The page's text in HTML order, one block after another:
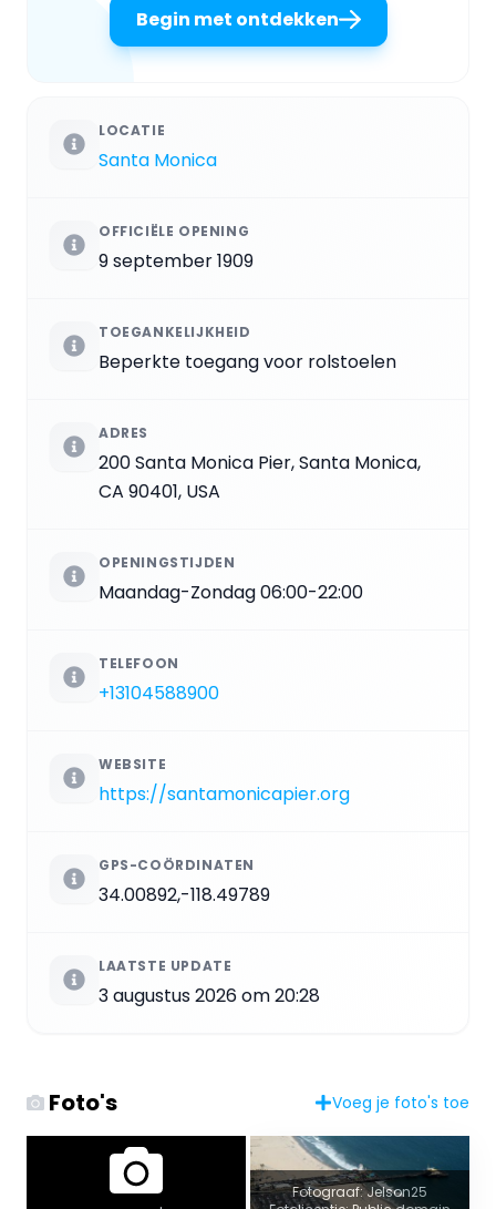
Begin met ontdekken
LOCATIE
Santa Monica
OFFICIËLE OPENING
9 september 1909
TOEGANKELIJKHEID
Beperkte toegang voor rolstoelen
ADRES
200 Santa Monica Pier, Santa Monica,
CA 90401, USA
OPENINGSTIJDEN
Maandag-Zondag 06:00-22:00
TELEFOON
+13104588900
WEBSITE
https://santamonicapier.org
GPS-COÖRDINATEN
34.00892,-118.49789
LAATSTE UPDATE
3 augustus 2026 om 20:28
Foto's Voeg je foto's toe
Fotograaf: Jelson25